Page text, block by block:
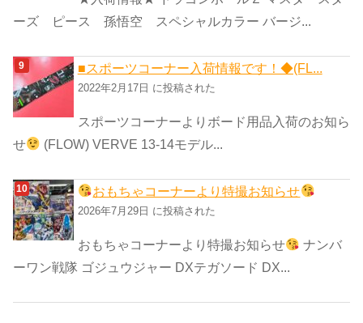
ーズ ピース 孫悟空 スペシャルカラー バージ...
■スポーツコーナー入荷情報です！◆(FL...
2022年2月17日 に投稿された
スポーツコーナーよりボード用品入荷のお知ら
せ
(FLOW) VERVE 13-14モデル...
おもちゃコーナーより特撮お知らせ
2026年7月29日 に投稿された
おもちゃコーナーより特撮お知らせ
ナンバ
ーワン戦隊 ゴジュウジャー DXテガソード DX...